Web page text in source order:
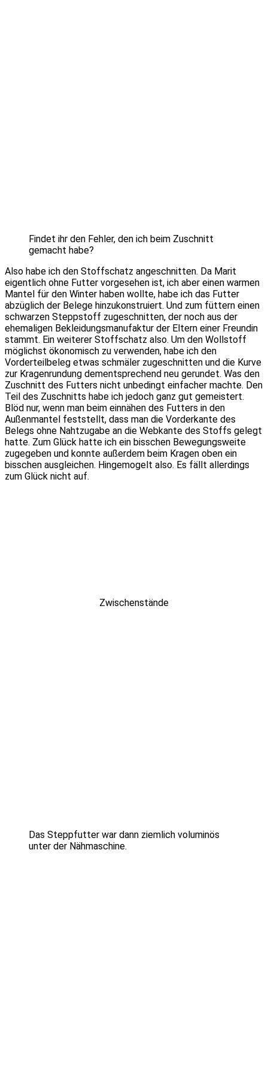
Findet ihr den Fehler, den ich beim Zuschnitt
gemacht habe?
Also habe ich den Stoffschatz angeschnitten. Da Marit
eigentlich ohne Futter vorgesehen ist, ich aber einen warmen
Mantel für den Winter haben wollte, habe ich das Futter
abzüglich der Belege hinzukonstruiert. Und zum füttern einen
schwarzen Steppstoff zugeschnitten, der noch aus der
ehemaligen Bekleidungsmanufaktur der Eltern einer Freundin
stammt. Ein weiterer Stoffschatz also. Um den Wollstoff
möglichst ökonomisch zu verwenden, habe ich den
Vorderteilbeleg etwas schmäler zugeschnitten und die Kurve
zur Kragenrundung dementsprechend neu gerundet. Was den
Zuschnitt des Futters nicht unbedingt einfacher machte. Den
Teil des Zuschnitts habe ich jedoch ganz gut gemeistert.
Blöd nur, wenn man beim einnähen des Futters in den
Außenmantel feststellt, dass man die Vorderkante des
Belegs ohne Nahtzugabe an die Webkante des Stoffs gelegt
hatte. Zum Glück hatte ich ein bisschen Bewegungsweite
zugegeben und konnte außerdem beim Kragen oben ein
bisschen ausgleichen. Hingemogelt also. Es fällt allerdings
zum Glück nicht auf.
Zwischenstände
Das Steppfutter war dann ziemlich voluminös
unter der Nähmaschine.